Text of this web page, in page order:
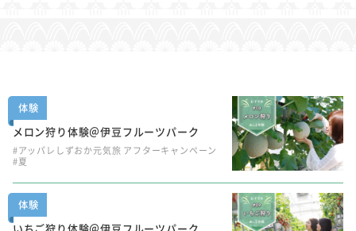
体験
メロン狩り体験＠伊豆フルーツパーク
#アッパレしずおか元気旅 アフターキャンペーン
#夏
体験